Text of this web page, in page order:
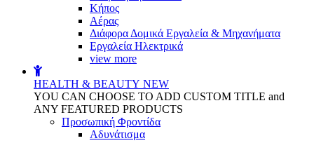
Kήπος
Αέρας
Διάφορα Δομικά Εργαλεία & Μηχανήματα
Εργαλεία Ηλεκτρικά
view more
HEALTH & BEAUTY NEW
YOU CAN CHOOSE TO ADD CUSTOM TITLE and
ANY FEATURED PRODUCTS
Προσωπική Φροντίδα
Αδυνάτισμα